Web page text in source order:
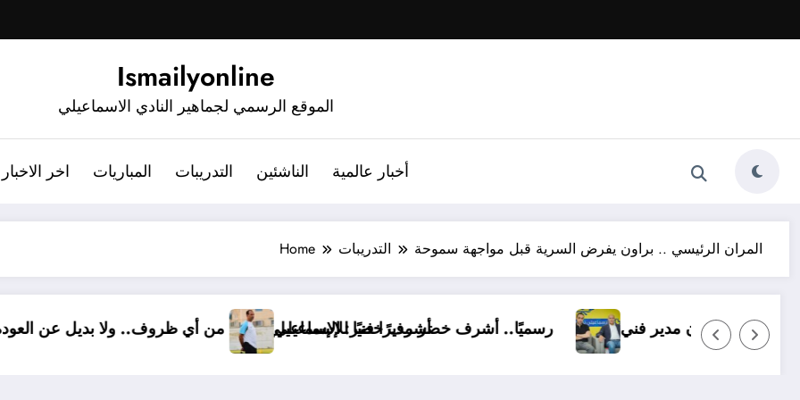
Ismailyonline
الموقع الرسمي لجماهير النادي الاسماعيلي
اخر الاخبار المباريات التدريبات الناشئين أخبار عالمية
Home التدريبات المران الرئيسي .. براون يفرض السرية قبل مواجهة سموحة
أشرف خضر: الإسماعيلي أقوى من أي
رسميًا.. أشرف خضر مديرًا فنيًا للإسماعيلي بـ14 ناشئًا وبدون مدير فني